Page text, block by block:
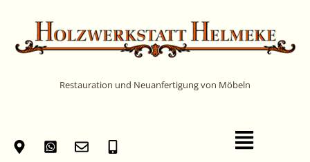
springen
Restauration und Neuanfertigung von Möbeln
Main
Menu